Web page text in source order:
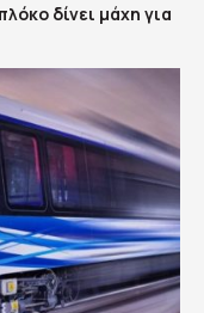
δίνει μάχη για